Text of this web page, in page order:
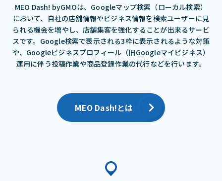
MEO Dash! byGMOは、Googleマップ検索（ローカル検索）
において、⾃社の店舗情報やビジネス情報を検索ユーザーに⾒
られる機会を増やし、店舗集客を強化することが出来るサービ
スです。Google検索で表⽰される3枠に表⽰されるような対策
や、Googleビジネスプロフィール（旧Googleマイビジネス）
運⽤に伴う投稿作業や商品登録作業の代⾏などを⾏います。
MEO Dash!とは